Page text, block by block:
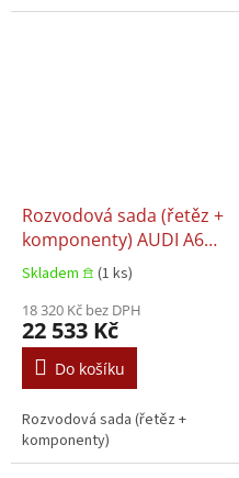
Rozvodová sada (řetěz +
komponenty) AUDI A6
ALLROAD C6, Audi A6 C6,
Audi A8 D3, Audi Q7 VW
TOUAREG 2.7D/3.0D
08.2003–08.2011
Skladem 𖠿 (1 ks)
18 320 Kč bez DPH
22 533 Kč
Do košíku
Rozvodová sada (řetěz +
komponenty)